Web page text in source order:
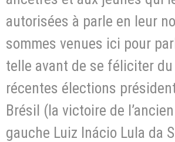
autorisées à parle en leur
sommes venues ici pour
telle avant de se féliciter
récentes élections
Brésil (la victoire de
gauche Luiz Inácio Lula da